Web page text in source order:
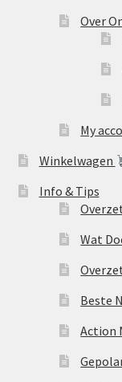
Over
My
Winkelwagen
Info & Tips
Wat
Beste
Action